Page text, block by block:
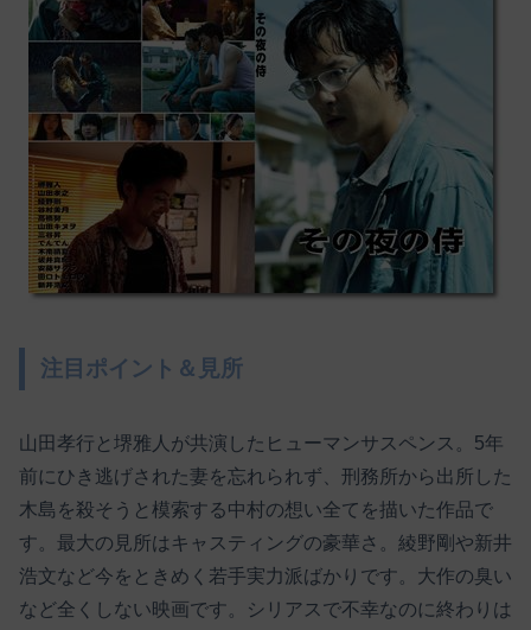
注目ポイント＆見所
山田孝行と堺雅人が共演したヒューマンサスペンス。5年
前にひき逃げされた妻を忘れられず、刑務所から出所した
木島を殺そうと模索する中村の想い全てを描いた作品で
す。最大の見所はキャスティングの豪華さ。綾野剛や新井
浩文など今をときめく若手実力派ばかりです。大作の臭い
など全くしない映画です。シリアスで不幸なのに終わりは